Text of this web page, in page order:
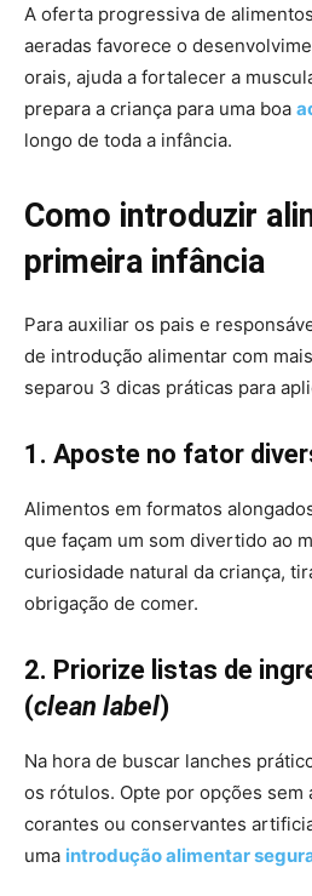
A oferta progressiva de
aeradas favorece o
orais, ajuda a fortalecer a
prepara a criança para uma boa
longo de toda a infância.
Como introduzir
primeira infância
Para auxiliar os pais e
de introdução alimentar com
separou 3 dicas práticas para
1. Aposte no fator
Alimentos em formatos
que façam um som divertido ao
curiosidade natural da criança,
obrigação de comer.
2. Priorize listas de
(clean label)
Na hora de buscar lanches
os rótulos. Opte por opções sem
corantes ou conservantes
uma introdução alimentar